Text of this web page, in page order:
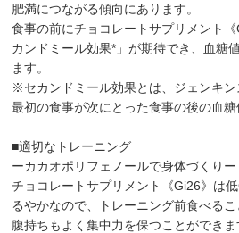
肥満につながる傾向にあります。
食事の前にチョコレートサプリメント
カンドミール効果*」が期待でき、血糖
ます。
※セカンドミール効果とは、ジェンキン
最初の食事が次にとった食事の後の血糖
■適切なトレーニング
ーカカオポリフェノールで身体づくりー
チョコレートサプリメント《Gi26》は
るやかなので、トレーニング前食べるこ
腹持ちもよく集中力を保つことができま